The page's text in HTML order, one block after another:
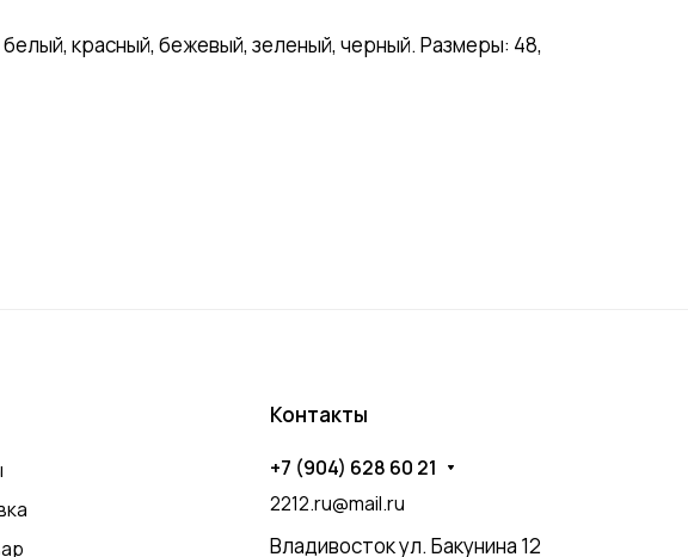
красный, бежевый, зеленый, черный. Размеры: 48,
Контакты
+7 (904) 628 60 21
2212.ru@mail.ru
Владивосток ул. Бакунина 12